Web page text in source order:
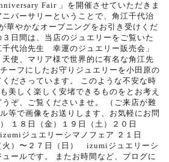
Fair 」を開催させていただきま
バーサリーということで、角江千代治
華やかなオープニングをお引き受けくだ
日間は、当店のジュエリーをご覧いた
代治先生 幸運のジュエリー販売会」
使、マリア様で世界的に有名な角江先
ーフにしたお守りジュエリーを小田原の
ださっています。 このような不安な時
美しく楽しく安堵できるものをとお考え
ぞ、ご覧くださいませ。 （ご来店が難
等で画像をお送りします、お気軽にお問
１８日（金）１９日（土）２０日
ジュエリーシマノフェア ２１日
火）〜２７日（日） izumiジュエリーシ
ールです。 またお時間など、ブログに